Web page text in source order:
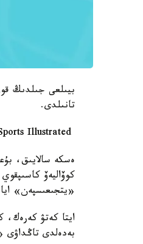
بيىلعى جىلدىڭ
تانىلدى.
«يتجىعىسپەن»
بەدەلدى تاڭداۋى